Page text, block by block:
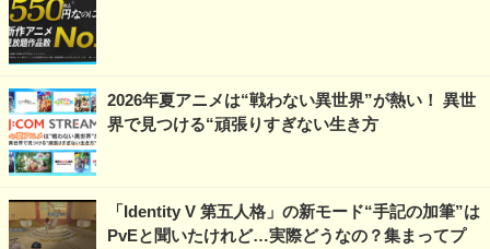
2026年夏アニメは“戦わない異世界”が熱い！ 異世
界で見つける“頑張りすぎない生き方
「Identity V 第五人格」の新モード“手記の加筆”は
PvEと聞いたけれど…実際どうなの？集まってプ